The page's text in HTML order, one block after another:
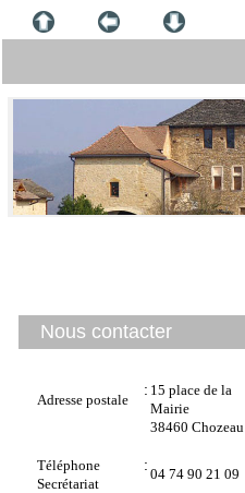
Nous contacter
Adresse postale
: 15 place de la
Mairie
38460 Chozeau
Téléphone
Secrétariat
:
04 74 90 21 09